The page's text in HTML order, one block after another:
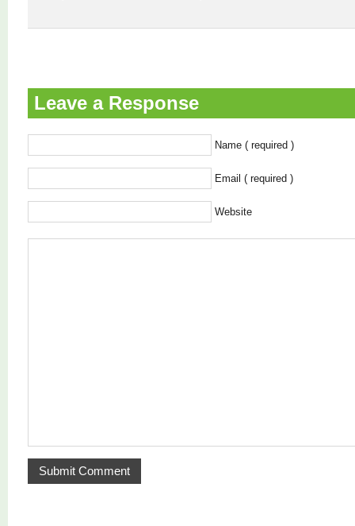
Leave a Response
Name ( required )
Email ( required )
Website